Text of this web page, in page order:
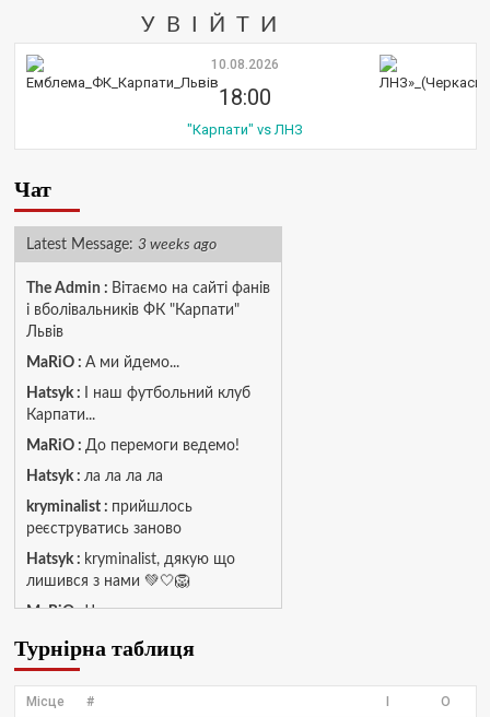
УВІЙТИ
10.08.2026
18:00
"Карпати" vs ЛНЗ
Чат
Latest Message: 3 weeks ago
The Admin : Вітаємо на сайті фанів
і вболівальників ФК "Карпати"
Львів
MaRiO : А ми йдемо...
Hatsyk :
І наш футбольний клуб
Карпати...
MaRiO : До перемоги ведемо!
Hatsyk : ла ла ла ла
kryminalist : прийшлось
реєструватись заново
Hatsyk : kryminalist, дякую що
лишився з нами 💚🤍🦁
MaRiO :Чат потрохи оживає, то
MaRiO :
Знов у клубі бардак...
Hatsyk :
Все буде добре
Турнірна таблиця
Місце # І О